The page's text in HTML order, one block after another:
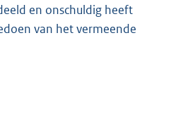
en onschuldig heeft
van het vermeende